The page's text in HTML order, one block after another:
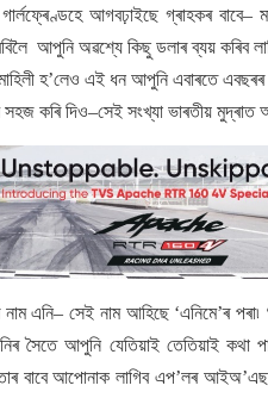
গাৰ্লফ্ৰেণ্ডহে আগবঢ়াইছে গ্ৰাহকৰ বাবে–
আপুনি অৱশ্যে কিছু ডলাৰ ব্যয় কৰিব
মাহিলী হ’লেও এই ধন আপুনি এবাৰতে
সহজ কৰি দিও–সেই সংখ্যা ভাৰতীয়
নাম এনি– সেই নাম আহিছে ‘এনিমে’ৰ পৰা৷
সৈতে আপুনি যেতিয়াই তেতিয়াই কথা
বাবে আপোনাক লাগিব এপ’লৰ